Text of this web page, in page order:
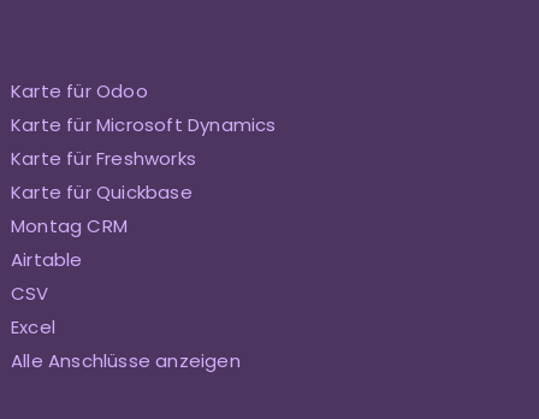
Karte für Odoo
Karte für Microsoft Dynamics
Karte für Freshworks
Karte für Quickbase
Montag CRM
Airtable
CSV
Excel
Alle Anschlüsse anzeigen